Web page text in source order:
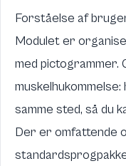
Forståelse af
Modulet er
med
samme sted, så du
Der er omfattende